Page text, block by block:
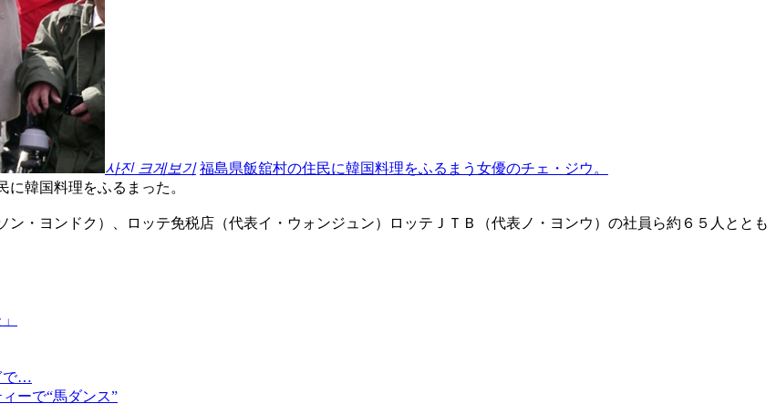
사진 크게보기 福島県飯舘村の住民に韓国料理をふるまう女優のチェ・ジウ。
韓国料理をふるまった。
・ヨンドク）、ロッテ免税店（代表イ・ウォンジュン）ロッテＪＴＢ（代表ノ・ヨンウ）の社員ら約６５人ととも
で…
ーで“馬ダンス”